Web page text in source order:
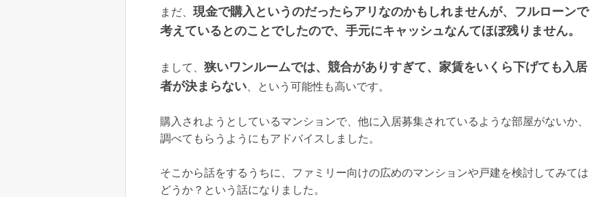
まだ、 現金で購入というのだったらアリなのかもしれませんが、フルローンで
考えているとのことでしたので、手元にキャッシュなんてほぼ残りません。
まして、 狭いワンルームでは、競合がありすぎて、家賃をいくら下げても入居
者が決まらない 、という可能性も高いです。
購入されようとしているマンションで、他に入居募集されているような部屋がないか、
調べてもらうようにもアドバイスしました。
そこから話をするうちに、ファミリー向けの広めのマンションや戸建を検討してみては
どうか？という話になりました。